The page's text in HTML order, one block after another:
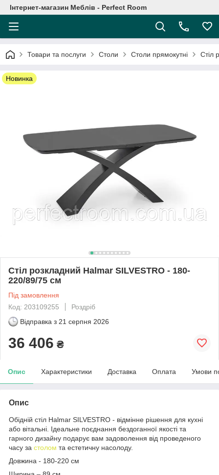
Інтернет-магазин Меблів - Perfect Room
Товари та послуги Столи Столи прямокутні Стіл
Новинка
Стіл розкладний Halmar SILVESTRO - 180-
220/89/75 см
Під замовлення
Код: 203109255
Роздріб
Відправка з 21 серпня 2026
36 406 ₴
Опис Характеристики Доставка Оплата Умови
Опис
Обідній стіл Halmar SILVESTRO - відмінне рішення для кухні
або вітальні. Ідеальне поєднання бездоганної якості та
гарного дизайну подарує вам задоволення від проведеного
часу за столом та естетичну насолоду.
Довжина - 180-220 см